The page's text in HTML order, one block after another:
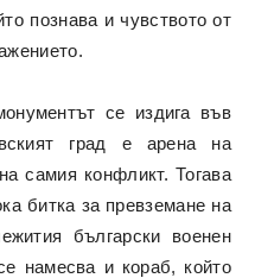
познава и чувството от
се издига във
град е арена на
самия конфликт. Тогава
битка за превземане на
български военен
намесва и кораб, който